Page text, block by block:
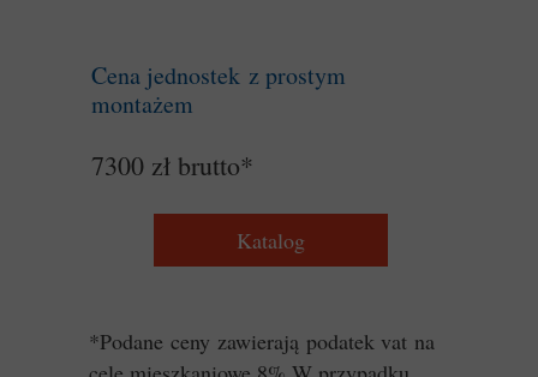
*Podane ceny zawierają podatek vat na
Cena jednostek z prostym
montażem
7300 zł brutto*
Katalog